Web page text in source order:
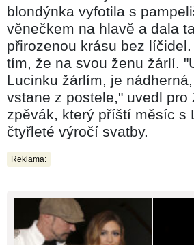
blondýnka vyfotila s
věnečkem na hlavě a dala
přirozenou krásu bez
tím, že na svou ženu žárlí.
Lucinku žárlím, je
vstane z postele," uvedl pro
zpěvák, který příští měsíc s
čtyřleté výročí svatby.
Reklama: